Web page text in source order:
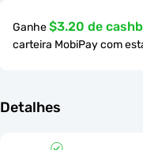
Ganhe$3.20 de
carteira MobiPay com
Detalhes